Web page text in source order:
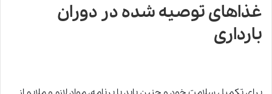
غذاهای توصیه شده در دوران
بارداری